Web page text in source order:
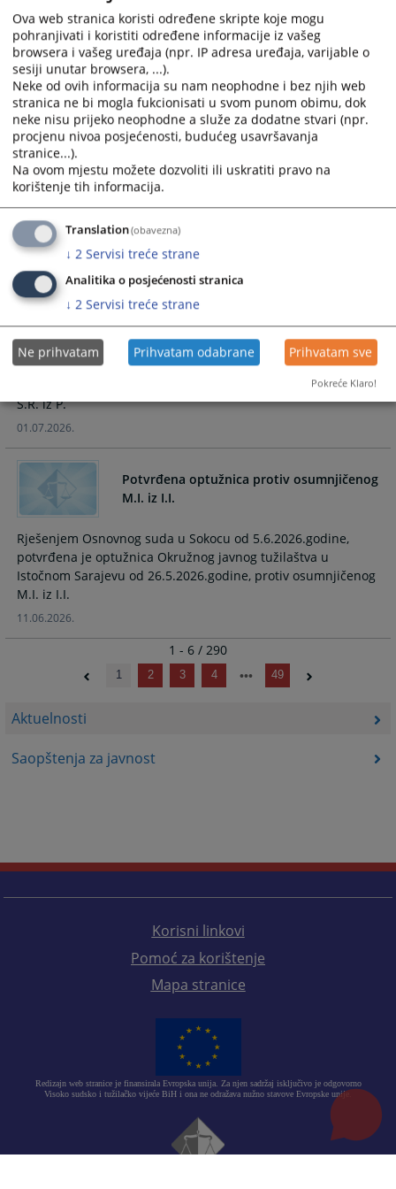
Aktuelnosti
Saopštenja za javnost
4.7.2026.godine rješenje kojim je prema osumnjičenom S.K.
iz P.
06.07.2026.
Potvrđena optužnica protiv osumnjičenog
N.V. iz S.
Rješenjem Osnovnog suda u Sokocu od 22.6.2026.godine,
potvrđena je optužnica Okružnog javnog tužilaštva u
Istočnom Sarajevu od 10.6.2026.godine, protiv osumnjičenog
N.V. iz S.
01.07.2026.
Potvrđena optužnica protiv osumnjičenog
S.R. iz P.
Rješenjem Osnovnog suda u Sokocu od 22.6.2026.godine,
potvrđena je optužnica Okružnog javnog tužilaštva u
Istočnom Sarajevu od 11.6.2026.godine, protiv osumnjičenog
S.R. iz P.
01.07.2026.
Potvrđena optužnica protiv osumnjičenog
M.I. iz I.I.
Rješenjem Osnovnog suda u Sokocu od 5.6.2026.godine,
potvrđena je optužnica Okružnog javnog tužilaštva u
Istočnom Sarajevu od 26.5.2026.godine, protiv osumnjičenog
M.I. iz I.I.
11.06.2026.
1 - 6 / 290
1 2 3 4 49
Korisni linkovi
Pomoć za korištenje
Mapa stranice
Redizajn web stranice je finansirala Evropska unija. Za njen sadržaj isključivo je odgovorno
Visoko sudsko i tužilačko vijeće BiH i ona ne odražava nužno stavove Evropske unije.
Ova web stranica koristi određene skripte koje mogu
pohranjivati i koristiti određene informacije iz vašeg
browsera i vašeg uređaja (npr. IP adresa uređaja, varijable o
sesiji unutar browsera, ...).
Neke od ovih informacija su nam neophodne i bez njih web
stranica ne bi mogla fukcionisati u svom punom obimu, dok
neke nisu prijeko neophodne a služe za dodatne stvari (npr.
procjenu nivoa posjećenosti, budućeg usavršavanja
stranice...).
Na ovom mjestu možete dozvoliti ili uskratiti pravo na
korištenje tih informacija.
Translation(obavezna)
↓ 2 Servisi treće strane
Analitika o posjećenosti stranica
↓ 2 Servisi treće strane
Ne prihvatam Prihvatam odabrane Prihvatam sve
Pokreće Klaro!